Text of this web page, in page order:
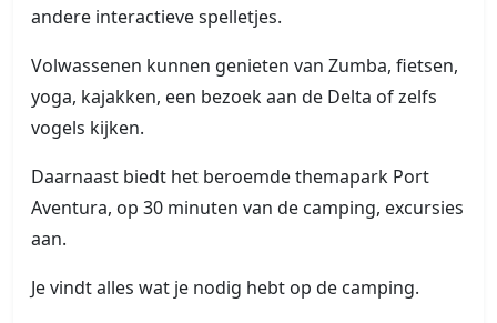
andere interactieve spelletjes.
Volwassenen kunnen genieten van Zumba, fietsen,
yoga, kajakken, een bezoek aan de Delta of zelfs
vogels kijken.
Daarnaast biedt het beroemde themapark Port
Aventura, op 30 minuten van de camping, excursies
aan.
Je vindt alles wat je nodig hebt op de camping.